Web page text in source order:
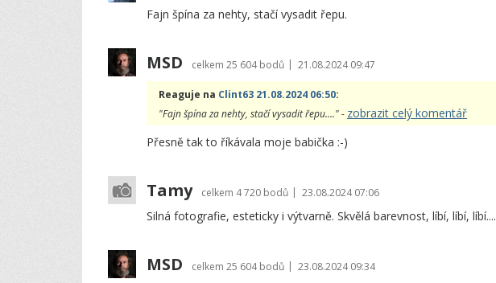
Fajn špína za nehty, stačí vysadit řepu.
MSD celkem 25 604 bodů | 21.08.2024 09:47
Reaguje na Clint63 21.08.2024 06:50:
"Fajn špína za nehty, stačí vysadit řepu...." - zobrazit celý komentář
Přesně tak to říkávala moje babička :-)
Tamy celkem 4 720 bodů | 23.08.2024 07:06
Silná fotografie, esteticky i výtvarně. Skvělá barevnost, líbí, líbí, líbí....
MSD celkem 25 604 bodů | 23.08.2024 09:34